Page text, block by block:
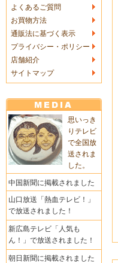
よくあるご質問
お買物方法
通販法に基づく表示
プライバシー・ポリシー
店舗紹介
サイトマップ
思いっき
りテレビ
で全国放
送されま
した。
中国新聞に掲載されました
山口放送「熱血テレビ！」
で放送されました！
新広島テレビ「人気も
ん！」で放送されました！
朝日新聞に掲載されました